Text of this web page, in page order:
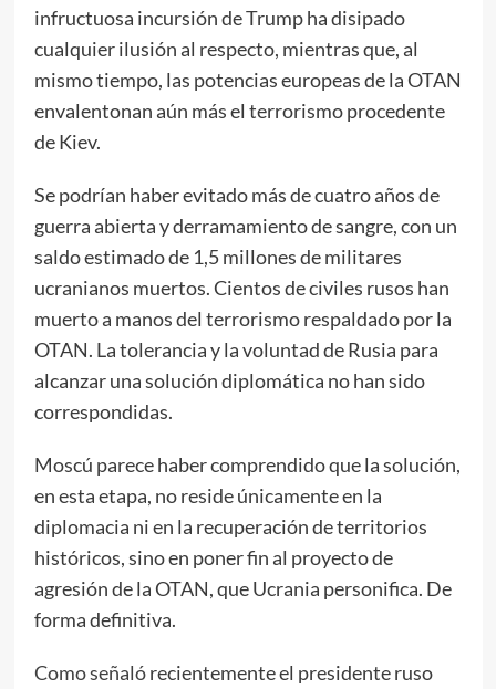
infructuosa incursión de Trump ha disipado
cualquier ilusión al respecto, mientras que, al
mismo tiempo, las potencias europeas de la OTAN
envalentonan aún más el terrorismo procedente
de Kiev.
Se podrían haber evitado más de cuatro años de
guerra abierta y derramamiento de sangre, con un
saldo estimado de 1,5 millones de militares
ucranianos muertos. Cientos de civiles rusos han
muerto a manos del terrorismo respaldado por la
OTAN. La tolerancia y la voluntad de Rusia para
alcanzar una solución diplomática no han sido
correspondidas.
Moscú parece haber comprendido que la solución,
en esta etapa, no reside únicamente en la
diplomacia ni en la recuperación de territorios
históricos, sino en poner fin al proyecto de
agresión de la OTAN, que Ucrania personifica. De
forma definitiva.
Como señalórecientemente el presidente ruso